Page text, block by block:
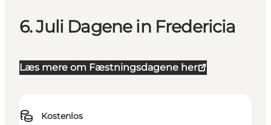
6. Juli Dagene in Fredericia
Læs mere om Fæstningsdagene her
Kostenlos